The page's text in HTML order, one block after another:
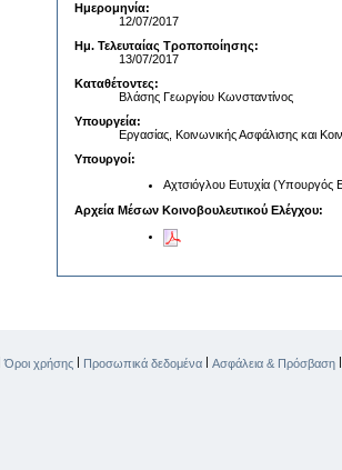
Ημερομηνία:
12/07/2017
Ημ. Τελευταίας Τροποποίησης:
13/07/2017
Καταθέτοντες:
Βλάσης Γεωργίου Κωνσταντίνος
Υπουργεία:
Εργασίας, Κοινωνικής Ασφάλισης και
Υπουργοί:
Αχτσιόγλου Ευτυχία (Υπουργός
Αρχεία Μέσων Κοινοβουλευτικού Ελέγχου:
|Όροι χρήσης Προσωπικά δεδομένα Ασφάλεια & Πρόσβαση